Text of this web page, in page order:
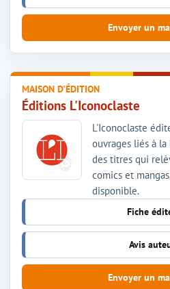
Envoyer un
MAISON D'ÉDITION
Éditions L'Iconoclaste
L'Iconoclaste
ouvrages liés à
des titres qui
comics et
disponible.
Fiche
Avis
Envoyer un